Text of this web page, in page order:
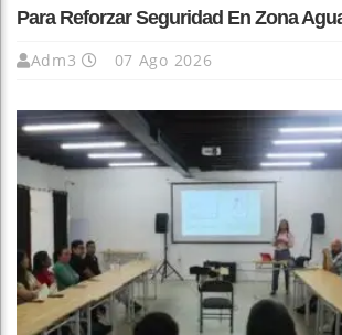
Para Reforzar Seguridad En Zona
Adm3 07 Ago 2026